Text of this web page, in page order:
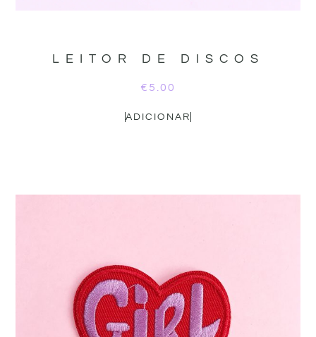
LEITOR DE DISCOS
€ 5.00
ADICIONAR